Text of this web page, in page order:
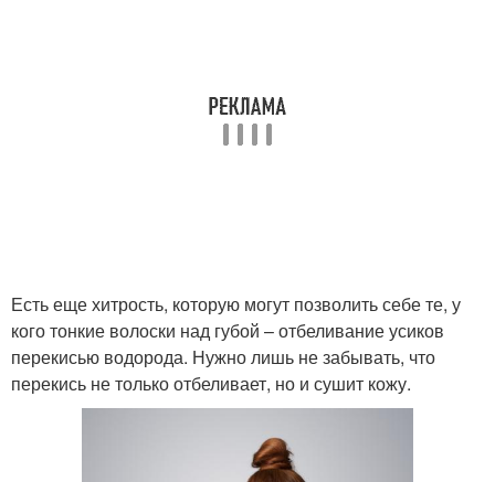
Есть еще хитрость, которую могут позволить себе те, у
кого тонкие волоски над губой – отбеливание усиков
перекисью водорода. Нужно лишь не забывать, что
перекись не только отбеливает, но и сушит кожу.